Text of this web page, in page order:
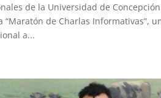
de la Universidad de
de Charlas Informativas”,
a...